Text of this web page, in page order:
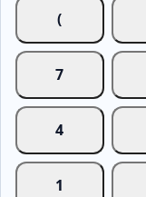
(
7
4
1